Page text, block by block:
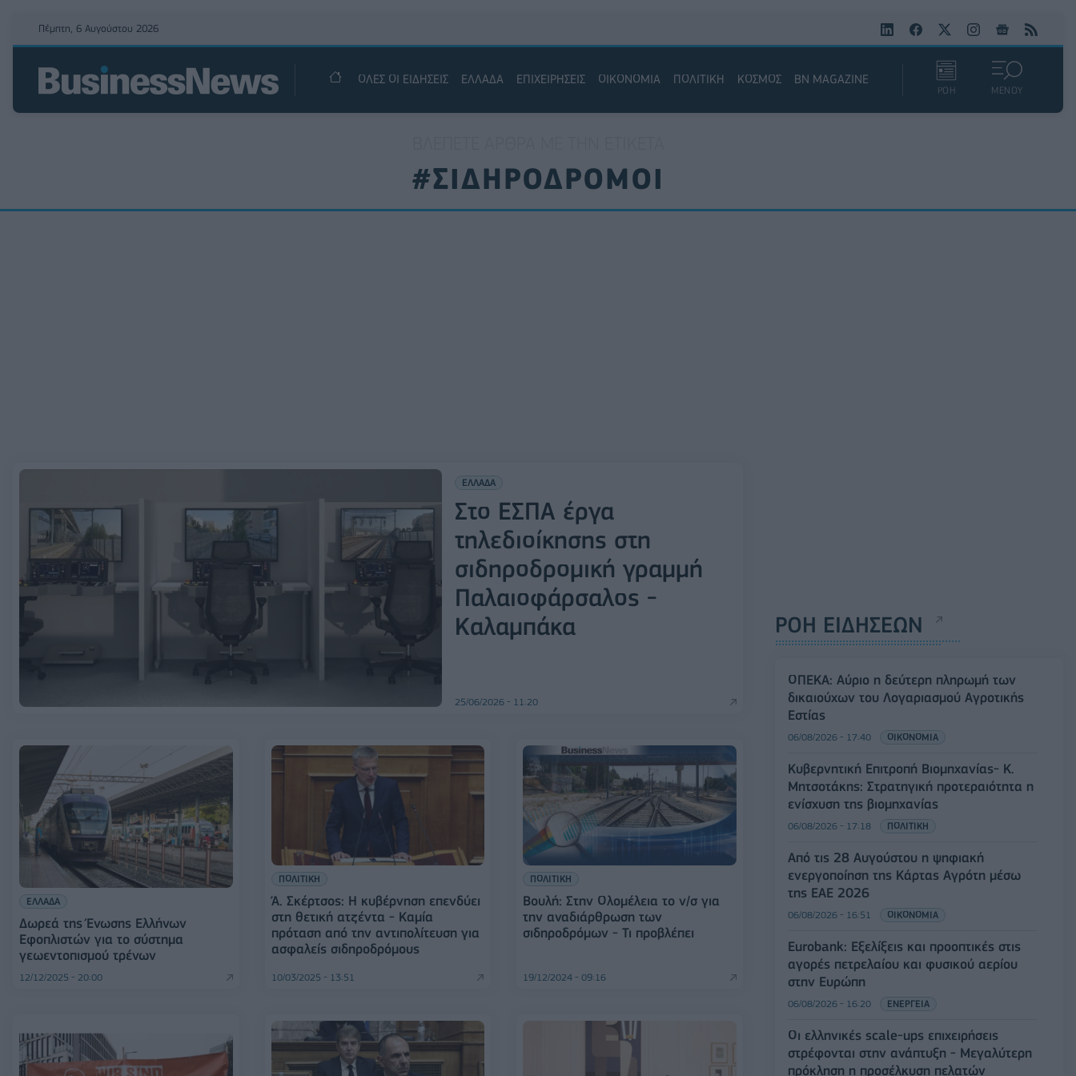
Πέμπτη, 6 Αυγούστου 2026
ΟΛΕΣ ΟΙ ΕΙΔΗΣΕΙΣ ΕΛΛΑΔΑ ΕΠΙΧΕΙΡΗΣΕΙΣ ΟΙΚΟΝΟΜΙΑ ΠΟΛΙΤΙΚΗ ΚΟΣΜΟΣ BN MAGAZINE
ΡΟΗ ΜΕΝΟΥ
#ΣΙΔΗΡΟΔΡΟΜΟΙ
ΕΛΛΑΔΑ
Στο ΕΣΠΑ έργα
τηλεδιοίκησης στη
σιδηροδρομική γραμμή
Παλαιοφάρσαλος -
Καλαμπάκα
25/06/2026 - 11:20
ΕΛΛΑΔΑ
Δωρεά της Ένωσης Ελλήνων
Εφοπλιστών για το σύστημα
γεωεντοπισμού τρένων
12/12/2025 - 20:00
ΠΟΛΙΤΙΚΗ
Ά. Σκέρτσος: Η κυβέρνηση επενδύει
στη θετική ατζέντα - Καμία
πρόταση από την αντιπολίτευση για
ασφαλείς σιδηροδρόμους
10/03/2025 - 13:51
ΠΟΛΙΤΙΚΗ
Βουλή: Στην Ολομέλεια το ν/σ για
την αναδιάρθρωση των
σιδηροδρόμων - Τι προβλέπει
19/12/2024 - 09:16
ΡΟΗ ΕΙΔΗΣΕΩΝ
ΟΠΕΚΑ: Αύριο η δεύτερη πληρωμή των
δικαιούχων του Λογαριασμού Αγροτικής
Εστίας
06/08/2026 - 17:40 ΟΙΚΟΝΟΜΙΑ
Κυβερνητική Επιτροπή Βιομηχανίας- Κ.
Μητσοτάκης: Στρατηγική προτεραιότητα η
ενίσχυση της βιομηχανίας
06/08/2026 - 17:18 ΠΟΛΙΤΙΚΗ
Από τις 28 Αυγούστου η ψηφιακή
ενεργοποίηση της Κάρτας Αγρότη μέσω
της ΕΑΕ 2026
06/08/2026 - 16:51 ΟΙΚΟΝΟΜΙΑ
Eurobank: Εξελίξεις και προοπτικές στις
αγορές πετρελαίου και φυσικού αερίου
στην Ευρώπη
06/08/2026 - 16:20 ΕΝΕΡΓΕΙΑ
Οι ελληνικές scale-ups επιχειρήσεις
στρέφονται στην ανάπτυξη - Μεγαλύτερη
πρόκληση η προσέλκυση πελατών